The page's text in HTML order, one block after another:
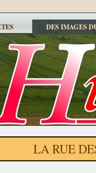
DES IMAGES
LA RUE